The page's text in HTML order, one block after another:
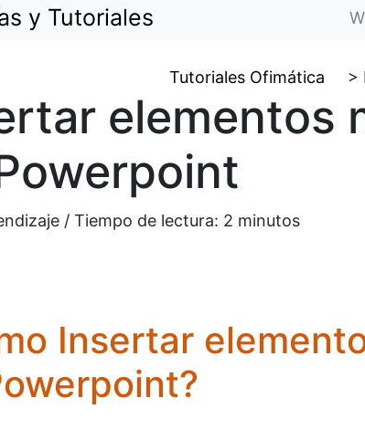
y Tutoriales
Tutoriales Ofimática >
elementos
/ Tiempo de lectura: 2 minutos
Insertar